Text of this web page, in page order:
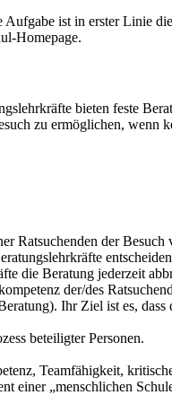
ist in erster Linie
Homepage.
bieten feste
zu ermöglichen, wenn
Ratsuchenden der
die Beratung jederzeit
der/des
Ihr Ziel ist es,
beteiligter Personen.
Teamfähigkeit,
einer „menschlichen